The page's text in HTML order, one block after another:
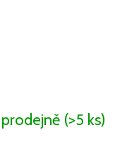
(>5 ks)